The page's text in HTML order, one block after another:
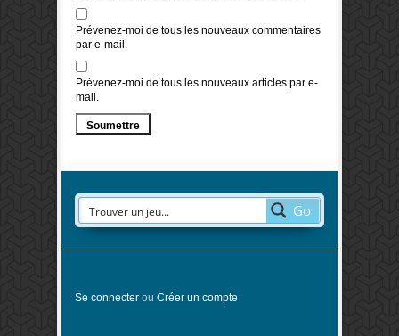
Prévenez-moi de tous les nouveaux commentaires
par e-mail.
Prévenez-moi de tous les nouveaux articles par e-
mail.
Go
Se connecter ou Créer un compte